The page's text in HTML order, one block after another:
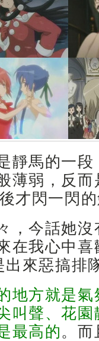
靜馬的一
薄弱，反
才閃一閃
，今話她
在我心中
出來惡搞排
地方就是
叫聲、花
最高的 。而